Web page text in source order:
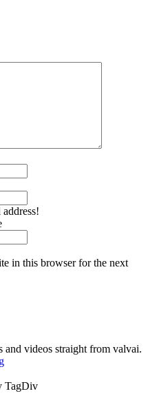
in this browser for the next
and videos straight from valvai.
TagDiv